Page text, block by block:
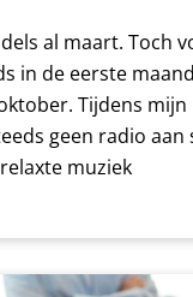
al maart. Toch
in de eerste
Tijdens mijn
geen radio aan
muziek